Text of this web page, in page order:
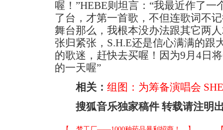
喔！”HEBE则坦言：“我最近作了
了台，才第一首歌，不但连歌词不
舞台那么，我根本没办法跟其它两
张归紧张，S.H.E还是信心满满的跟
的歌迷，赶快去买喔！因为9月4日
的一天喔”
相关： 组图：为筹备演唱会
搜狐音乐独家稿件 转载请注明